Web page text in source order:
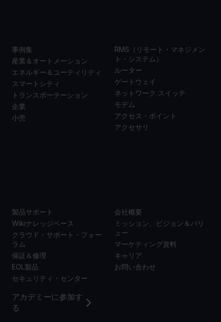
アカデミーに参加す
る
事例集
産業＆オートメーション
エネルギー＆ユーティリティ
スマートシティ
トランスポーテーション
企業
小売
RMS（リモート・マネジメン
ト・システム）
ルーター
ゲートウェイ
ネットワーク スイッチ
モデム
アクセス・ポイント
アクセサリ
製品サポート
Wikiナレッジベース
クラウド・サポート・フォー
ラム
保証＆修理
EOL製品
セキュリティ・センター
会社概要
ミッション、ビジョン＆バリ
ュー
マーケティング資料
キャリア
お問い合わせ